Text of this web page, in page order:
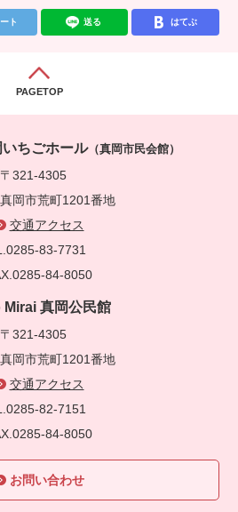
ト 送る はてぶ
PAGETOP
ちごホール（真岡市民会館）
〒321-4305
岡市荒町1201番地
交通アクセス
83-7731
84-8050
真岡公民館
〒321-4305
岡市荒町1201番地
交通アクセス
82-7151
84-8050
お問い合わせ